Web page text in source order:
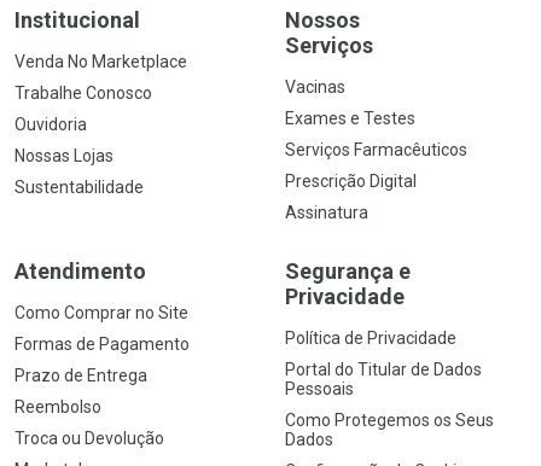
Institucional
Venda No Marketplace
Trabalhe Conosco
Ouvidoria
Nossas Lojas
Sustentabilidade
Nossos
Serviços
Vacinas
Exames e Testes
Serviços Farmacêuticos
Prescrição Digital
Assinatura
Atendimento
Como Comprar no Site
Formas de Pagamento
Prazo de Entrega
Reembolso
Troca ou Devolução
Segurança e
Privacidade
Política de Privacidade
Portal do Titular de Dados
Pessoais
Como Protegemos os Seus
Dados